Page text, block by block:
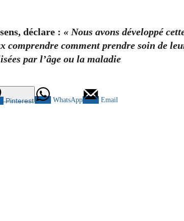
déclare : « Nous avons développé
comprendre comment prendre soin de
par l’âge ou la maladie
Pinterest WhatsApp Email